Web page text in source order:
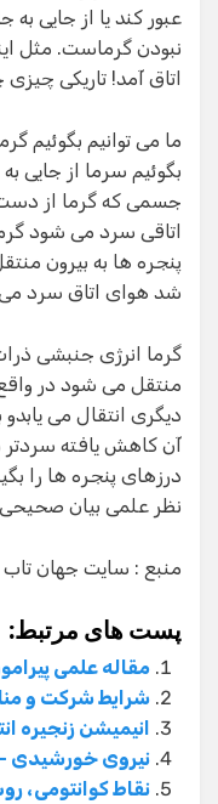
عبور کند یا از جایی
نبودن گرماست. مثل
اتاق آمد! تاریکی
ما می توانیم بگوئیم
بگوئیم سرما از جایی
جسمی که گرما از
اتاقی سرد می شود
پنجره ها به بیرون
شد هوای اتاق سرد
گرما انرژی جنبشی
منتقل می شود در
دیگری انتقال می
آن کاهش یافته سردتر
درزهای پنجره ها را
نظر علمی بیان
منبع : سایت جهان تاب
پست های مرتبط:
مقاله علمی
شرایط شرکت و
انیمیشن زنجیره
نیروی خورشیدی
نقاط کوانتومی،